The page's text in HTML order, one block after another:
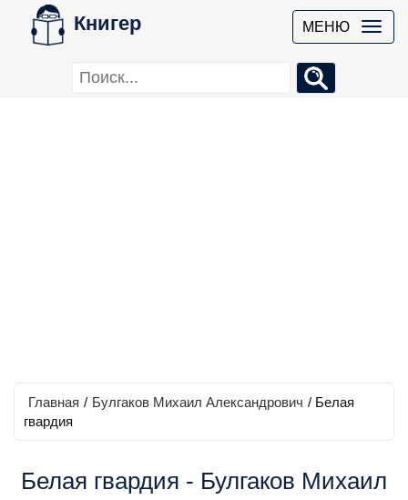
Книгер МЕНЮ
Главная / Булгаков Михаил Александрович / Белая
гвардия
Белая гвардия - Булгаков Михаил